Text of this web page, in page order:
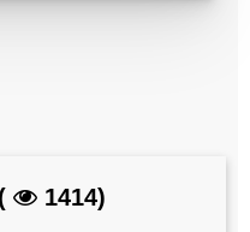
1414)